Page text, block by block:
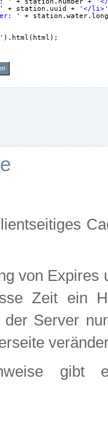
+ station.uuid +
'</li>'
'
+
).html(html);
von
Zeit ein
Server